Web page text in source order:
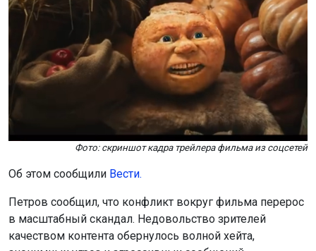
Фото: скриншот кадра трейлера фильма из соцсетей
Об этом сообщили Вести.
Петров сообщил, что конфликт вокруг фильма перерос
в масштабный скандал. Недовольство зрителей
качеством контента обернулось волной хейта,